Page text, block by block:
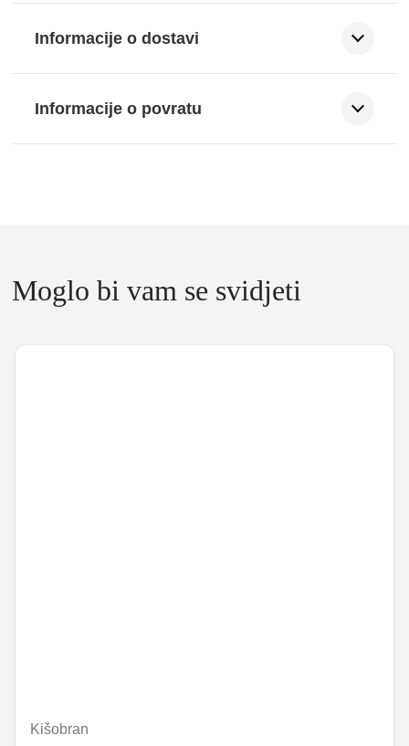
Informacije o dostavi
Informacije o povratu
Moglo bi vam se svidjeti
Kišobran